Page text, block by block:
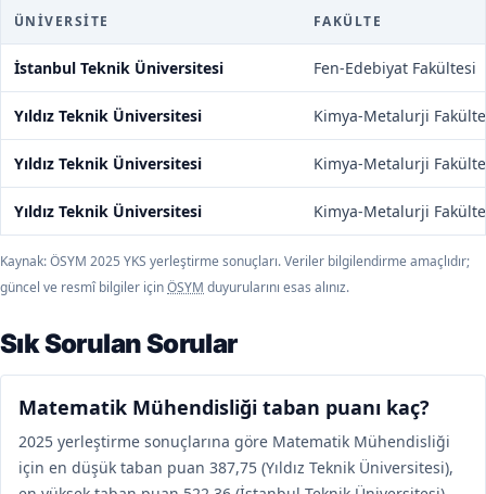
ÜNIVERSITE FAKÜLTE
İstanbul Teknik Üniversitesi Fen-Edebiyat Fakültesi
Yıldız Teknik Üniversitesi Kimya-Metalurji
Yıldız Teknik Üniversitesi Kimya-Metalurji
Yıldız Teknik Üniversitesi Kimya-Metalurji
Kaynak: ÖSYM 2025 YKS yerleştirme sonuçları. Veriler bilgilendirme amaçlıdır;
güncel ve resmî bilgiler içinÖSYM duyurularını esas alınız.
Sık Sorulan Sorular
Matematik Mühendisliği taban puanı kaç?
2025 yerleştirme sonuçlarına göre Matematik Mühendisliği
için en düşük taban puan 387,75 (Yıldız Teknik Üniversitesi),